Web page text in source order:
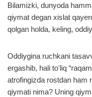
Bilamizki, dunyoda
qiymat degan xislat
qolgan holda, keling,
Oddiygina ruchkani
ergashib, hali toʻliq
atrofingizda rostdan ham
qiymati nima? Uning